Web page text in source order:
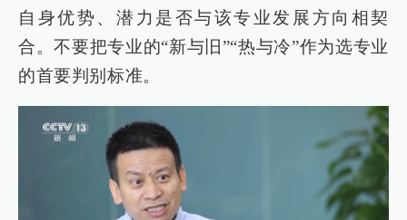
自身优势、潜力是否与该专业发展方向相契
合。不要把专业的“新与旧”“热与冷”作为选专业
的首要判别标准。